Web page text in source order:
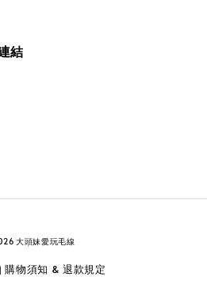
結
大頭妹愛玩毛線
|購物須知 & 退款規定